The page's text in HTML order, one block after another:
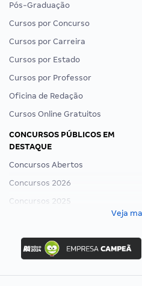
Pós-Graduação
Cursos por Concurso
Cursos por Carreira
Cursos por Estado
Cursos por Professor
Oficina de Redação
Cursos Online Gratuitos
CONCURSOS PÚBLICOS EM
DESTAQUE
Concursos Abertos
Concursos 2026
Concursos 2025
Concurso Ibama
Concurso MPU
Editais publicados
Veja